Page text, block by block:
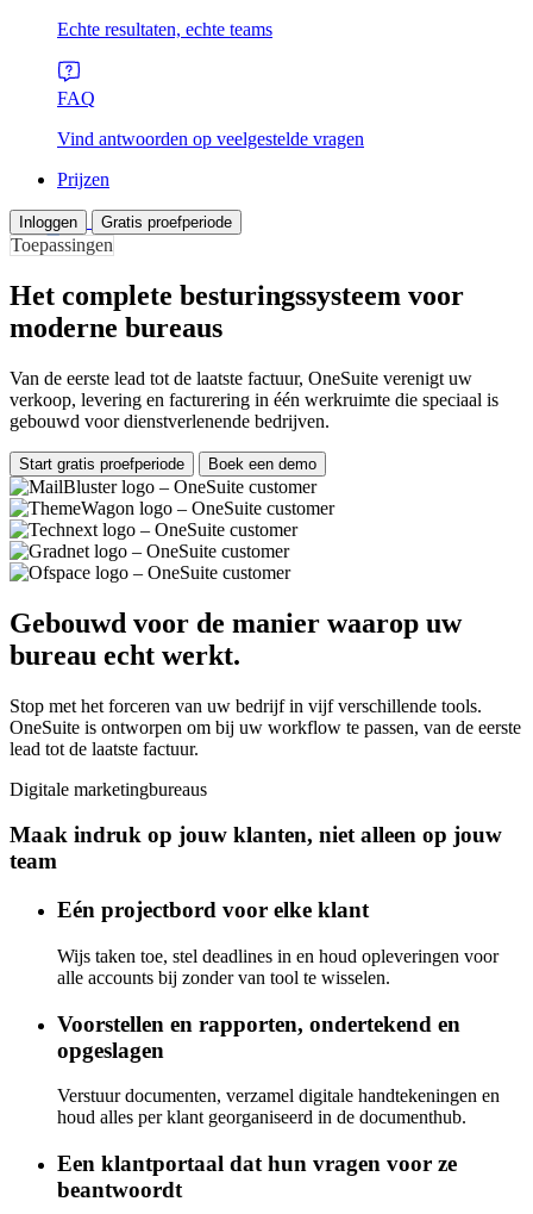
Echte resultaten, echte teams
FAQ
Vind antwoorden op veelgestelde vragen
Prijzen
Inloggen Gratis proefperiode
Toepassingen
Het complete besturingssysteem voor
moderne bureaus
Van de eerste lead tot de laatste factuur, OneSuite verenigt uw
verkoop, levering en facturering in één werkruimte die speciaal is
gebouwd voor dienstverlenende bedrijven.
Start gratis proefperiode Boek een demo
Gebouwd voor de manier waarop uw
bureau echt werkt.
Stop met het forceren van uw bedrijf in vijf verschillende tools.
OneSuite is ontworpen om bij uw workflow te passen, van de eerste
lead tot de laatste factuur.
Digitale marketingbureaus
Maak indruk op jouw klanten, niet alleen op jouw
team
Eén projectbord voor elke klant
Wijs taken toe, stel deadlines in en houd opleveringen voor
alle accounts bij zonder van tool te wisselen.
Voorstellen en rapporten, ondertekend en
opgeslagen
Verstuur documenten, verzamel digitale handtekeningen en
houd alles per klant georganiseerd in de documenthub.
Een klantportaal dat hun vragen voor ze
beantwoordt